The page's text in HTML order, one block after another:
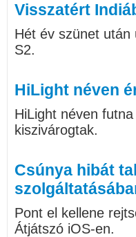
Visszatért
Hét év szünet után
S2.
HiLight néven
HiLight néven
kiszivárogtak.
Csúnya hibát
Pont el kellene
Átjátszó iOS-en.